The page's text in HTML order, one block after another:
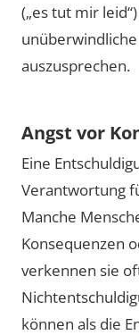
(„es tut mir
auszusprechen.
Angst vor
Eine
Verantwortung
Manche
Konsequenzen
verkennen sie
können als die